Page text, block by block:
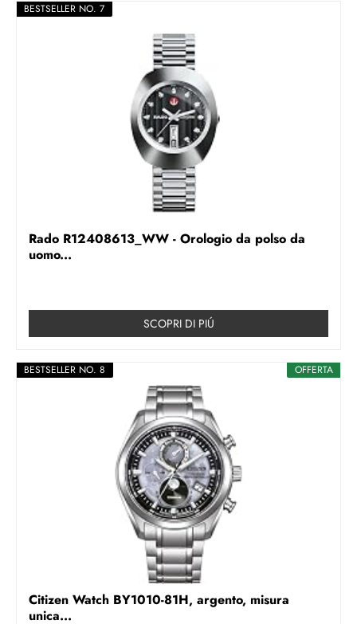
BESTSELLER NO. 7
Rado R12408613_WW - Orologio da polso da
uomo...
SCOPRI DI PIÚ
OFFERTA
BESTSELLER NO. 8
Citizen Watch BY1010-81H, argento, misura
unica...